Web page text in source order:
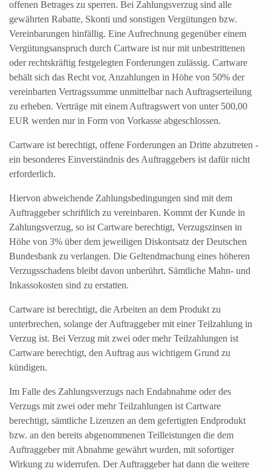
offenen Betrages zu sperren. Bei Zahlungsverzug sind alle
gewährten Rabatte, Skonti und sonstigen Vergütungen bzw.
Vereinbarungen hinfällig. Eine Aufrechnung gegenüber einem
Vergütungsanspruch durch Cartware ist nur mit unbestrittenen
oder rechtskräftig festgelegten Forderungen zulässig. Cartware
behält sich das Recht vor, Anzahlungen in Höhe von 50% der
vereinbarten Vertragssumme unmittelbar nach Auftragserteilung
zu erheben. Verträge mit einem Auftragswert von unter 500,00
EUR werden nur in Form von Vorkasse abgeschlossen.
Cartware ist berechtigt, offene Forderungen an Dritte abzutreten -
ein besonderes Einverständnis des Auftraggebers ist dafür nicht
erforderlich.
Hiervon abweichende Zahlungsbedingungen sind mit dem
Auftraggeber schriftlich zu vereinbaren. Kommt der Kunde in
Zahlungsverzug, so ist Cartware berechtigt, Verzugszinsen in
Höhe von 3% über dem jeweiligen Diskontsatz der Deutschen
Bundesbank zu verlangen. Die Geltendmachung eines höheren
Verzugsschadens bleibt davon unberührt. Sämtliche Mahn- und
Inkassokosten sind zu erstatten.
Cartware ist berechtigt, die Arbeiten an dem Produkt zu
unterbrechen, solange der Auftraggeber mit einer Teilzahlung in
Verzug ist. Bei Verzug mit zwei oder mehr Teilzahlungen ist
Cartware berechtigt, den Auftrag aus wichtigem Grund zu
kündigen.
Im Falle des Zahlungsverzugs nach Endabnahme oder des
Verzugs mit zwei oder mehr Teilzahlungen ist Cartware
berechtigt, sämtliche Lizenzen an dem gefertigten Endprodukt
bzw. an den bereits abgenommenen Teilleistungen die dem
Auftraggeber mit Abnahme gewährt wurden, mit sofortiger
Wirkung zu widerrufen. Der Auftraggeber hat dann die weitere